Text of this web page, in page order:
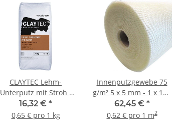
CLAYTEC Lehm-
Unterputz mit Stroh -
25 kg Sack
16,32 € *
0,65 € pro 1 kg
Innenputzgewebe 75
g/m² 5 x 5 mm - 1 x 100
m Rolle
62,45 € *
0,62 € pro 1 m2